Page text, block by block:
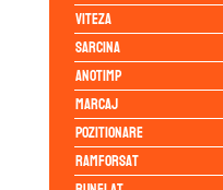
Viteza
Sarcina
Anotimp
Marcaj
Pozitionare
Ramforsat